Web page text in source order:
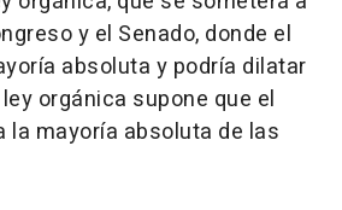
y el Senado, donde el
absoluta y podría dilatar
orgánica supone que el
la mayoría absoluta de las